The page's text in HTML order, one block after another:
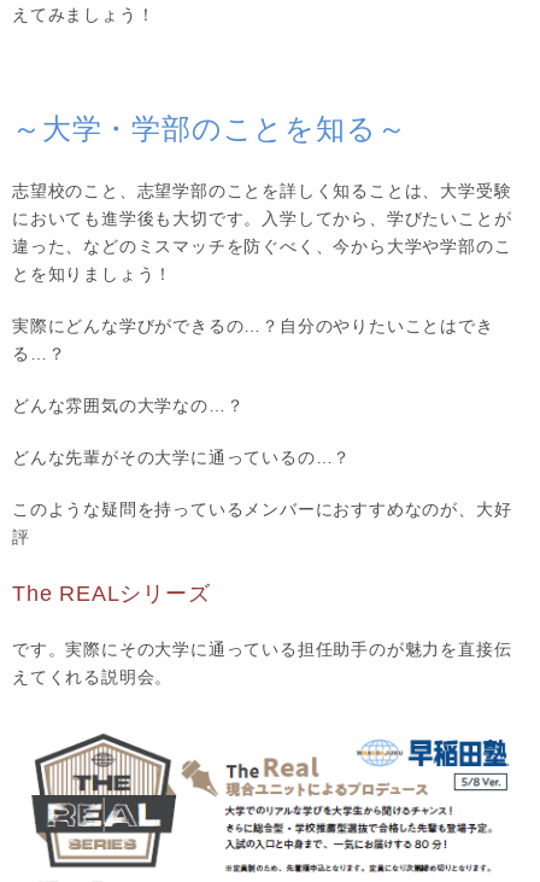
えてみましょう！
～大学・学部のことを知る～
志望校のこと、志望学部のことを詳しく知ることは、大学受験
においても進学後も大切です。入学してから、学びたいことが
違った、などのミスマッチを防ぐべく、今から大学や学部のこ
とを知りましょう！
実際にどんな学びができるの…？自分のやりたいことはでき
る…？
どんな雰囲気の大学なの…？
どんな先輩がその大学に通っているの…？
このような疑問を持っているメンバーにおすすめなのが、大好
評
The REALシリーズ
です。実際にその大学に通っている担任助手のが魅力を直接伝
えてくれる説明会。